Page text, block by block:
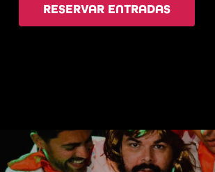
RESERVAR ENTRADAS